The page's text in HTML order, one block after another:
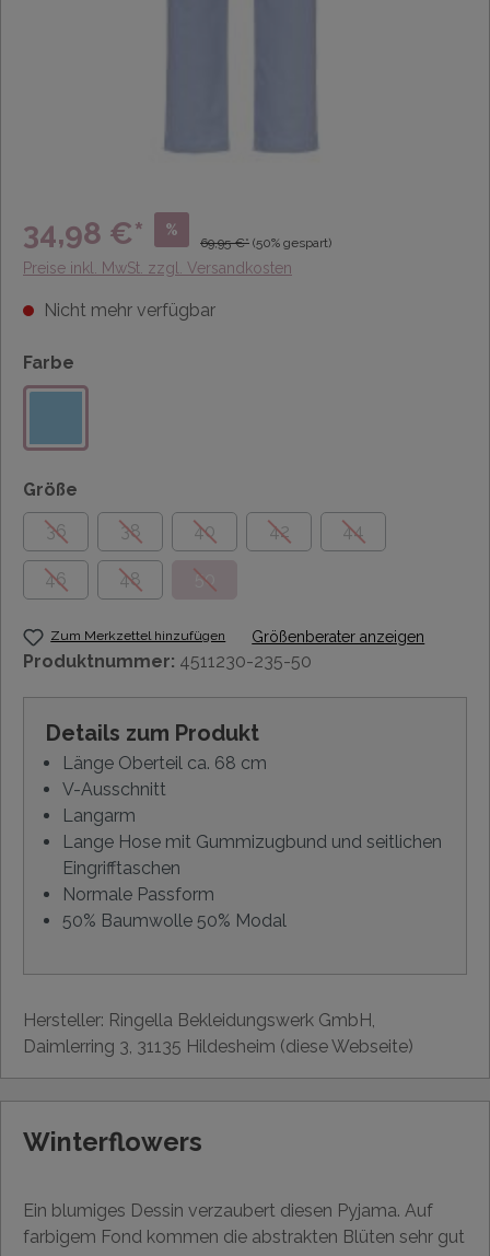
34,98 €* %
69,95 €* (50% gespart)
Preise inkl. MwSt. zzgl. Versandkosten
Nicht mehr verfügbar
Farbe
Größe
36
38 40 42 44
46 48 50
Zum Merkzettel hinzufügen Größenberater anzeigen
Produktnummer: 4511230-235-50
Details zum Produkt
Länge Oberteil ca. 68 cm
V-Ausschnitt
Langarm
Lange Hose mit Gummizugbund und seitlichen
Eingrifftaschen
Normale Passform
50% Baumwolle 50% Modal
Hersteller: Ringella Bekleidungswerk GmbH,
Daimlerring 3, 31135 Hildesheim (diese Webseite)
Winterflowers
Ein blumiges Dessin verzaubert diesen Pyjama. Auf
farbigem Fond kommen die abstrakten Blüten sehr gut